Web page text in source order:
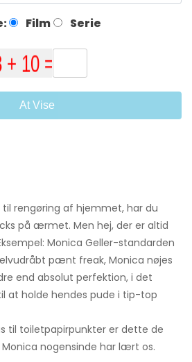
Film Serie
At Vise
til rengøring af hjemmet, har du
på ærmet. Men hej, der er altid
Monica Geller-standarden
pænt freak, Monica nøjes
end absolut perfektion, i det
at holde hendes pude i tip-top
til toiletpapirpunkter er dette de
nogensinde har lært os.